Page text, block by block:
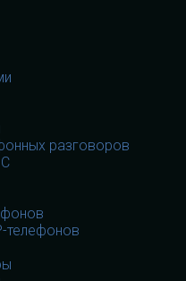
разговоров
телефонов